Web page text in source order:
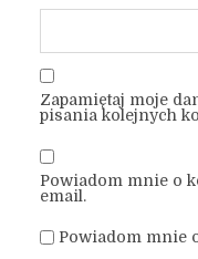
Zapamiętaj moje
pisania kolejnych
Powiadom mnie o
email.
Powiadom mnie